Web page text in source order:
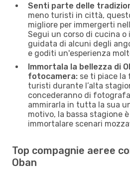
Senti parte delle
meno turisti in città,
migliore per immergerti
Segui un corso di cucina
guidata di alcuni degli
e goditi un'esperienza
Immortala la bellezza di
fotocamera: se ti piace
turisti durante l’alta
concederanno di
ammirarla in tutta la sua
motivo, la bassa stagione
immortalare scenari
Top compagnie aeree
Oban